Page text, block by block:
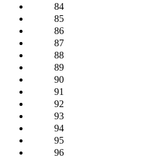
84
85
86
87
88
89
90
91
92
93
94
95
96